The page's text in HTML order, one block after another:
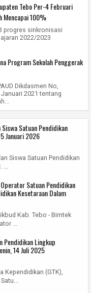
Tebo Per-4 Februari
Mencapai 100%
progres sinkronisasi
2022/2023
Program Sekolah Penggerak
Dikdasmen No,
2021 tentang
Satuan Pendidikan
Januari 2026
Siswa Satuan Pendidikan
...
Satuan Pendidikan
Kesetaraan Dalam
Kab. Tebo - Bimtek
...
Pendidikan Lingkup
14 Juli 2025
Kependidikan (GTK),